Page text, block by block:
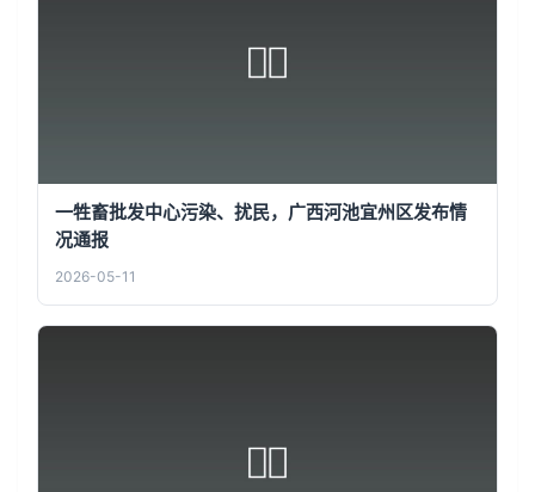
一牲畜批发中心污染、扰民，广西河池宜州区发布情
况通报
2026-05-11